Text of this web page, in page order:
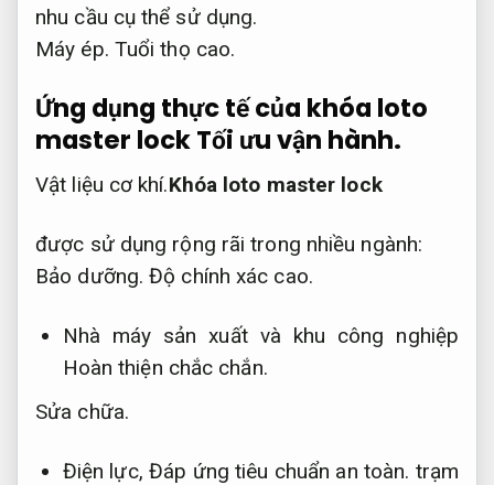
nhu cầu cụ thể sử dụng.
Máy ép. Tuổi thọ cao.
Ứng dụng thực tế của khóa loto
master lockTối ưu vận hành.
Vật liệu cơ khí.Khóa loto master lock
được sử dụng rộng rãi trong nhiều ngành:
Bảo dưỡng. Độ chính xác cao.
Nhà máy sản xuất và khu công nghiệp
Hoàn thiện chắc chắn.
Sửa chữa.
Điện lực, Đáp ứng tiêu chuẩn an toàn. trạm